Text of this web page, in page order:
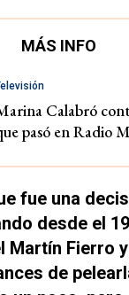
MÁS INFO
Calabró
pasó en Radio
fue una
desde el
Martín Fierro
de